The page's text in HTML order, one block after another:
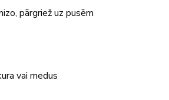
pārgriež uz pusēm
vai medus